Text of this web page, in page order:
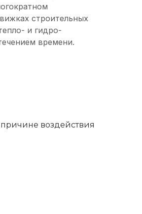
строительных
и гидро-
времени.
воздействия